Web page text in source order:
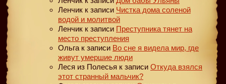
Ленчик к записи Чистка дома соленой
водой и молитвой
Ленчик к записи Преступника тянет на
место преступления
Ольга к записи Во сне я видела мир, где
живут умершие люди
Леся из Полесья к записи Откуда взялся
этот странный мальчик?